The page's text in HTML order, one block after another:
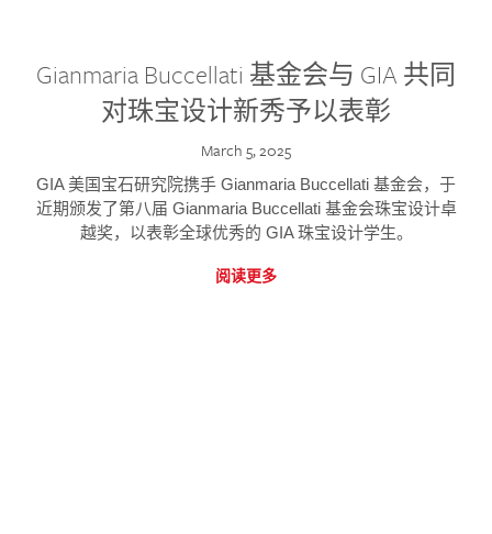
Gianmaria Buccellati 基金会与 GIA 共同
对珠宝设计新秀予以表彰
March 5, 2025
GIA 美国宝石研究院携手 Gianmaria Buccellati 基金会，于
近期颁发了第八届 Gianmaria Buccellati 基金会珠宝设计卓
越奖，以表彰全球优秀的 GIA 珠宝设计学生。
阅读更多